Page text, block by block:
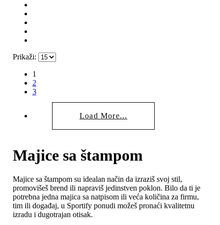
Prikaži:
1
2
3
Load More...
Majice sa štampom
Majice sa štampom su idealan način da izraziš svoj stil,
promovišeš brend ili napraviš jedinstven poklon. Bilo da ti je
potrebna jedna majica sa natpisom ili veća količina za firmu,
tim ili događaj, u Sportify ponudi možeš pronaći kvalitetnu
izradu i dugotrajan otisak.